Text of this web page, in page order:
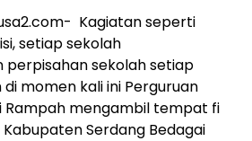
Kagiatan seperti
setiap sekolah
perpisahan sekolah setiap
momen kali ini Perguruan
Rampah mengambil tempat fi
Serdang Bedagai